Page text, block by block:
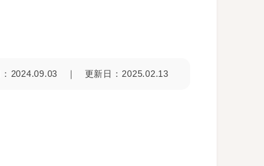
2024.09.03 更新日 2025.02.13